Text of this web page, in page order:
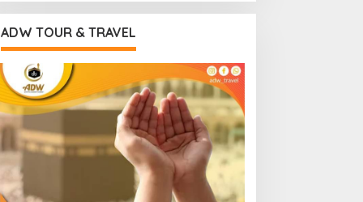
ADW TOUR & TRAVEL